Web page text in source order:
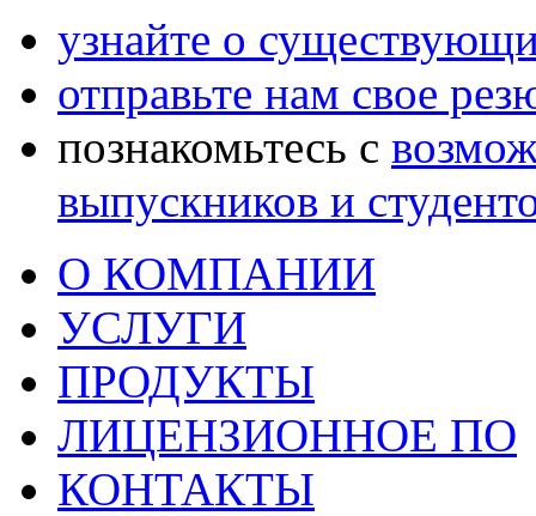
узнайте о
отправьте нам свое
познакомьтесь с
выпускников и
О КОМПАНИИ
УСЛУГИ
ПРОДУКТЫ
ЛИЦЕНЗИОННОЕ ПО
КОНТАКТЫ